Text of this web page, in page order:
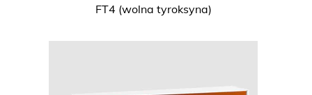
FT4 (wolna tyroksyna)